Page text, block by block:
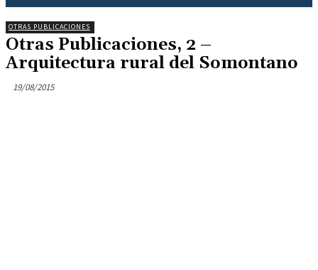
OTRAS PUBLICACIONES
Otras Publicaciones, 2 –
Arquitectura rural del Somontano
19/08/2015